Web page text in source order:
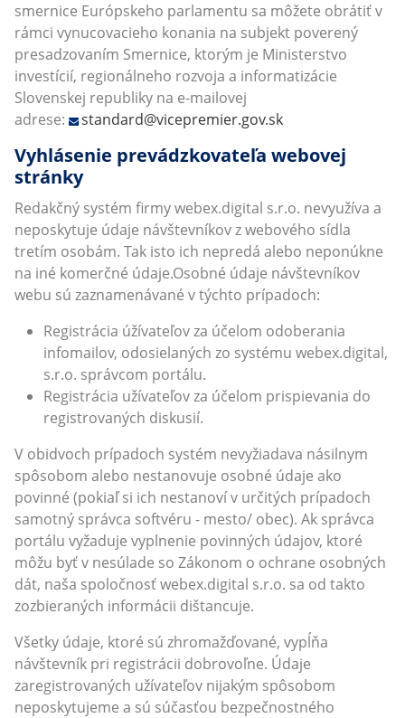
smernice Európskeho parlamentu sa môžete obrátiť v
rámci vynucovacieho konania na subjekt poverený
presadzovaním Smernice, ktorým je Ministerstvo
investícií, regionálneho rozvoja a informatizácie
Slovenskej republiky na e-mailovej
adrese:
standard@vicepremier.gov.sk
Vyhlásenie prevádzkovateľa webovej
stránky
Redakčný systém firmy webex.digital s.r.o. nevyužíva a
neposkytuje údaje návštevníkov z webového sídla
tretím osobám. Tak isto ich nepredá alebo neponúkne
na iné komerčné údaje.Osobné údaje návštevníkov
webu sú zaznamenávané v týchto prípadoch:
Registrácia úžívateľov za účelom odoberania
infomailov, odosielaných zo systému webex.digital,
s.r.o. správcom portálu.
Registrácia užívateľov za účelom prispievania do
registrovaných diskusií.
V obidvoch prípadoch systém nevyžiadava násilnym
spôsobom alebo nestanovuje osobné údaje ako
povinné (pokiaľ si ich nestanoví v určitých prípadoch
samotný správca softvéru - mesto/ obec). Ak správca
portálu vyžaduje vyplnenie povinných údajov, ktoré
môžu byť v nesúlade so Zákonom o ochrane osobných
dát, naša spoločnosť webex.digital s.r.o. sa od takto
zozbieraných informácii dištancuje.
Všetky údaje, ktoré sú zhromažďované, vypĺňa
návštevník pri registrácii dobrovoľne. Údaje
zaregistrovaných užívateľov nijakým spôsobom
neposkytujeme a sú súčasťou bezpečnostného